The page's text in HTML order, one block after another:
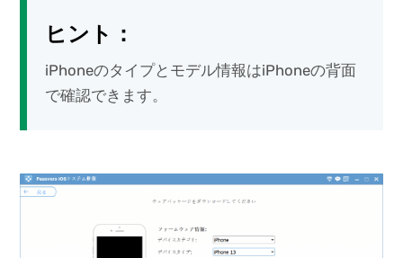
ヒント：
iPhoneのタイプとモデル情報はiPhoneの背面
で確認できます。